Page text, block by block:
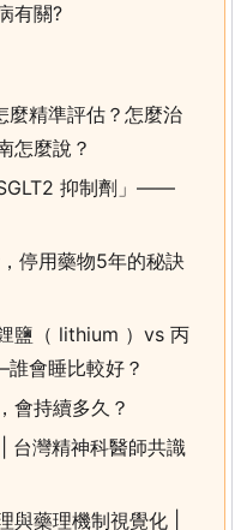
有關?
麼精準評估？怎麼治
怎麼說？
抑制劑」——
停用藥物5年的秘訣
鹽（ lithium ）vs 丙
會睡比較好？
會持續多久？
台灣精神科醫師共識
與藥理機制視覺化 |